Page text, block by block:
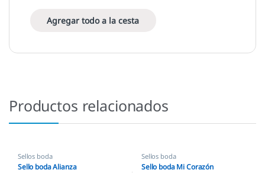
Agregar todo a la cesta
Productos relacionados
Sellos boda
Sello boda Alianza
Sellos boda
Sello boda Mi Corazón